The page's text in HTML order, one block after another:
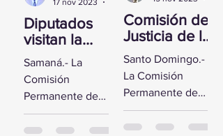
Diputados
visitan la
Fortaleza de
Santa
Bárbara de
Samaná
Samaná.- La
Comisión
Permanente de
Derechos
Humanos de la
Comisión de
Justicia de la
CD se reúne
con Yeni
Berenice
Reynoso
Santo Domingo.-
La Comisión
Permanente de
Justicia de la
Cámara de